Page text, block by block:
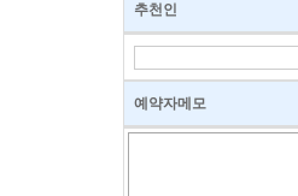
추천인
예약자메모